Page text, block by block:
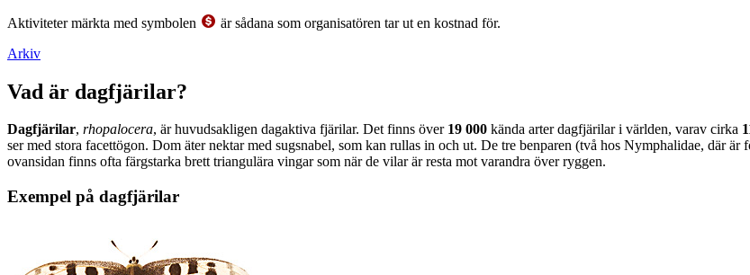
Aktiviteter märkta med symbolen
är sådana som organisatören tar ut en kostnad för.
Arkiv
Vad är dagfjärilar?
Dagfjärilar, rhopalocera, är huvudsakligen dagaktiva fjärilar. Det finns över 19 000 kända arter dagfjärilar i världen, varav cirka
ser med stora facettögon. Dom äter nektar med sugsnabel, som kan rullas in och ut. De tre benparen (två hos Nymphalidae, där
ovansidan finns ofta färgstarka brett triangulära vingar som när de vilar är resta mot varandra över ryggen.
Exempel på dagfjärilar